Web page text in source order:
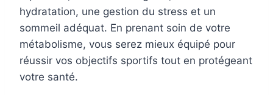
hydratation, une gestion du stress et un
sommeil adéquat. En prenant soin de votre
métabolisme, vous serez mieux équipé pour
réussir vos objectifs sportifs tout en protégeant
votre santé.